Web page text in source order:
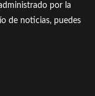
por la
de noticias, puedes